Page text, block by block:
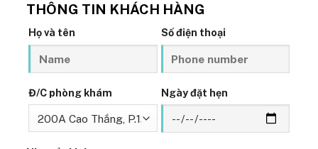
THÔNG TIN KHÁCH HÀNG
Họ và tên Số điện thoại
Đ/C phòng khám Ngày đặt hẹn